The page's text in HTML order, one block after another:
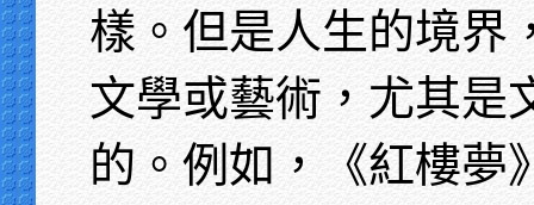
樣。但是人生的境界
文學或藝術，尤其是
的。例如，《紅樓夢